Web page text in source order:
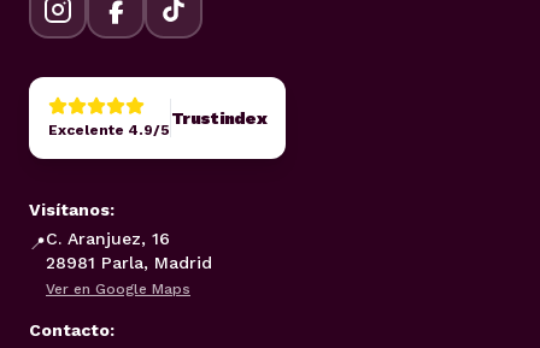
Excelente 4.9/5
Trustindex
Visítanos:
📍C. Aranjuez, 16
28981 Parla, Madrid
Ver en Google Maps
Contacto: